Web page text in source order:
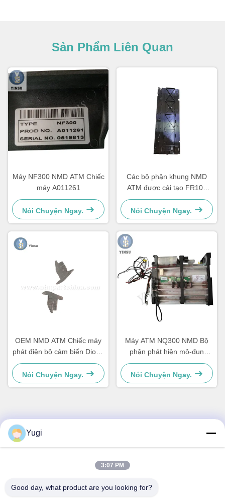
Sản Phẩm Liên Quan
Máy NF300 NMD ATM Chiếc
máy A011261
Nói Chuyện Ngay.
Các bộ phận khung NMD
ATM được cải tạo FR101
Glory Right Delarue Talaris
A006322
Nói Chuyện Ngay.
OEM NMD ATM Chiếc máy
phát điện bộ cảm biến Diode
Holder A001486
Nói Chuyện Ngay.
Máy ATM NQ300 NMD Bộ
phận phát hiện mô-đun
A011263 cho thiết bị ngân
hàng
Nói Chuyện Ngay.
Liên hệ nhanh
Phòng 502, Tòa nhà 5, Công viên bất động sản Qide, số 2-
Shunjiang, thị trấn Beijiao, Foshan, Quảng Đông, Trung
Yugi
3:07 PM
Good day, what product are you looking for?